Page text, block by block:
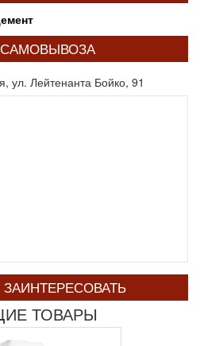
ул. Лейтенанта Бойко, 91
ТОВАРЫ